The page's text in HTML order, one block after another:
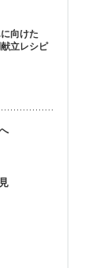
向けた
立レシピ